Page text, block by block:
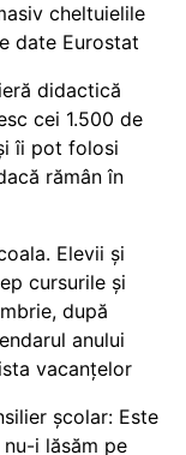
cheltuielile
date Eurostat
didactică
cei 1.500 de
îi pot folosi
rămân în
Elevii și
cursurile și
după
anului
vacanțelor
școlar: Este
i lăsăm pe